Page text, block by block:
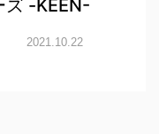
ズ -KEEN-
2021.10.22